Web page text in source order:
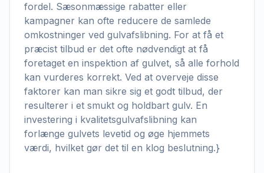
fordel. Sæsonmæssige rabatter eller
kampagner kan ofte reducere de samlede
omkostninger ved gulvafslibning. For at få et
præcist tilbud er det ofte nødvendigt at få
foretaget en inspektion af gulvet, så alle forhold
kan vurderes korrekt. Ved at overveje disse
faktorer kan man sikre sig et godt tilbud, der
resulterer i et smukt og holdbart gulv. En
investering i kvalitetsgulvafslibning kan
forlænge gulvets levetid og øge hjemmets
værdi, hvilket gør det til en klog beslutning.}